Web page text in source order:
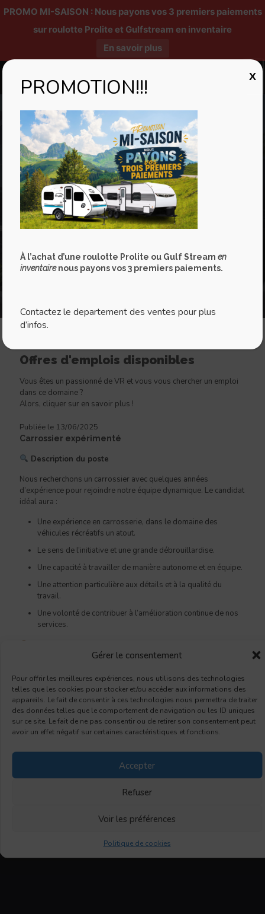
PROMO MI-SAISON : Nous payons vos 3 premiers paiements
sur roulotte Prolite et Gulfstream en inventaire
En savoir plus
Gérer le consentement
Pour offrir les meilleures expériences, nous utilisons des technologies
telles que les cookies pour stocker et/ou accéder aux informations des
appareils. Le fait de consentir à ces technologies nous permettra de traiter
des données telles que le comportement de navigation ou les ID uniques
sur ce site. Le fait de ne pas consentir ou de retirer son consentement peut
avoir un effet négatif sur certaines caractéristiques et fonctions.
Accepter
Refuser
Voir les préférences
Politique de cookies
Emplois
Offres d'emplois disponibles
Vous êtes un passionné de VR et vous vous chercher un emploi
dans ce domaine ?
Alors, cliquer sur en savoir plus !
Publiée le 13/06/2025
Carrossier expérimenté
Description du poste
Nous recherchons un carrossier avec quelques années
d’expérience pour rejoindre notre équipe dynamique. Le candidat
idéal aura :
Une expérience en carrosserie, dans le domaine des
véhicules récréatifs un atout.
Le sens de l’initiative et une grande débrouillardise.
Une capacité à travailler de manière autonome et en équipe.
Une attention particulière aux détails et à la qualité du
travail.
Une volonté de contribuer à l’amélioration continue de nos
services.
véhicules récréatifs.
Préparer le VR pour la peinture et autres travaux.
Assurer la qualité et la sécurité des interventions réalisées.
Collaborer avec les autres départements pour garantir la
satisfaction du client.
PROMOTION!!!
À l’achat d’une roulotte Prolite ou Gulf Streamen
inventairenous payons vos 3 premiers paiements.
Contactez le departement des ventes pour plus
d’infos.
X